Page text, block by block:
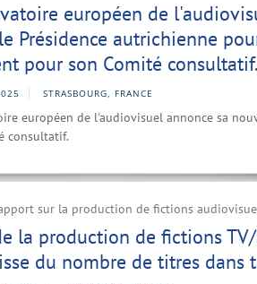
européen de
Présidence autrichienne
pour son Comité consultatif.
STRASBOURG, FRANCE
européen de l'audiovisuel annonce sa
consultatif.
sur la production de fictions
la production de fictions TV/
du nombre de titres dans